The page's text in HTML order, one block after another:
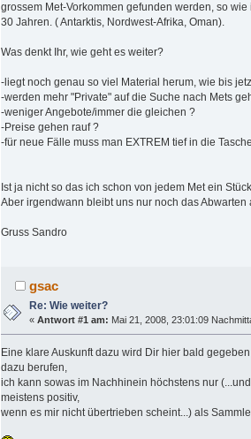
grossem Met-Vorkommen gefunden werden, so
30 Jahren. ( Antarktis, Nordwest-Afrika, Oman).
Was denkt Ihr, wie geht es weiter?
-liegt noch genau so viel Material herum, wie bis
-werden mehr "Private" auf die Suche nach Mets
-weniger Angebote/immer die gleichen ?
-Preise gehen rauf ?
-für neue Fälle muss man EXTREM tief in die
Ist ja nicht so das ich schon von jedem Met ein
Aber irgendwann bleibt uns nur noch das Abwarten
Gruss Sandro
gsac
Re: Wie weiter?
«Antwort #1 am: Mai 21, 2008, 23:01:09
Eine klare Auskunft dazu wird Dir hier bald
dazu berufen,
ich kann sowas im Nachhinein höchstens nur
meistens positiv,
wenn es mir nicht übertrieben scheint...) als